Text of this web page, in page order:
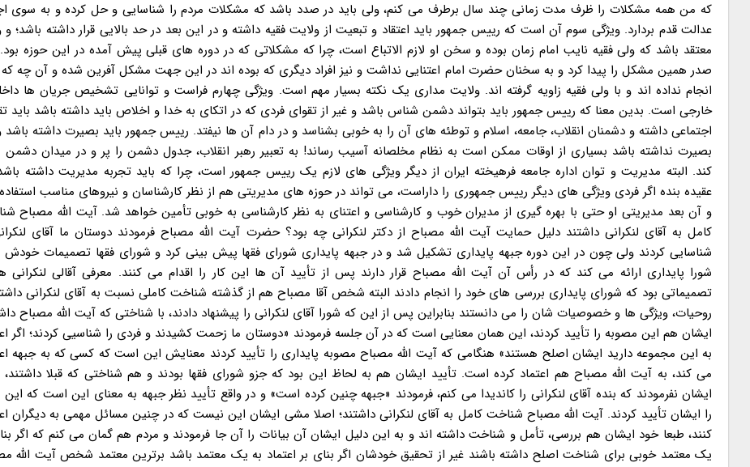
که من همه مشکلات را ظرف مدت زمانی چند سال برطرف می کنم، ولی باید در صدد باشد که مشکلات مردم را شناسایی و حل کرده و به سوی
عدالت قدم بردارد. ویژگی سوم آن است که رییس جمهور باید اعتقاد و تبعیت از ولایت فقیه داشته و در این بعد در حد بالایی قرار داشته باشد؛ و
معتقد باشد که ولی فقیه نایب امام زمان بوده و سخن او لازم الاتباع است، چرا که مشکلاتی که در دوره های قبلی پیش آمده در این حوزه
صدر همین مشکل را پیدا کرد و به سخنان حضرت امام اعتنایی نداشت و نیز افراد دیگری که بوده اند در این جهت مشکل آفرین شده و آن چه که
انجام نداده اند و با ولی فقیه زاویه گرفته اند. ولایت مداری یک نکته بسیار مهم است. ویژگی چهارم فراست و توانایی تشخیص جریان ها
خارجی است. بدین معنا که رییس جمهور باید بتواند دشمن شناس باشد و غیر از تقوای فردی که در اتکای به خدا و اخلاص باید داشته باشد باید
اجتماعی داشته و دشمنان انقلاب، جامعه، اسلام و توطئه های آن را به خوبی بشناسد و در دام آن ها نیفتد. رییس جمهور باید بصیرت داشته باشد
بصیرت نداشته باشد بسیاری از اوقات ممکن است به نظام مخلصانه آسیب رساند! به تعبیر رهبر انقلاب، جدول دشمن را پر و در میدان دشمن
کند. البته مدیریت و توان اداره جامعه فرهیخته ایران از دیگر ویژگی های لازم یک رییس جمهور است، چرا که باید تجربه مدیریت داشته
عقیده بنده اگر فردی ویژگی های دیگر رییس جمهوری را داراست، می تواند در حوزه های مدیریتی هم از نظر کارشناسان و نیروهای مناسب
و آن بعد مدیریتی او حتی با بهره گیری از مدیران خوب و کارشناسی و اعتنای به نظر کارشناسی به خوبی تأمین خواهد شد. آیت الله مصباح
کامل به آقای لنکرانی داشتند دلیل حمایت آیت الله مصباح از دکتر لنکرانی چه بود؟ حضرت آیت الله مصباح فرمودند دوستان ما آقای
شناسایی کردند ولی چون در این دوره جبهه پایداری تشکیل شد و در جبهه پایداری شورای فقها پیش بینی کرد و شورای فقها تصمیمات خودش
شورا پایداری ارائه می کند که در رأس آن آیت الله مصباح قرار دارند پس از تأیید آن ها این کار را اقدام می کنند. معرفی آقالی لنکرانی
تصمیماتی بود که شورای پایداری بررسی های خود را انجام دادند البته شخص آقا مصباح هم از گذشته شناخت کاملی نسبت به آقای لنکرانی
روحیات، ویژگی ها و خصوصیات شان را می دانستند بنابراین پس از این که شورا آقای لنکرانی را پیشنهاد دادند، با شناختی که آیت الله مصباح
ایشان هم این مصوبه را تأیید کردند، این همان معنایی است که در آن جلسه فرمودند «دوستان ما زحمت کشیدند و فردی را شناسیی کردند؛ اگر
به این مجموعه دارید ایشان اصلح هستند» هنگامی که آیت الله مصباح مصوبه پایداری را تأیید کردند معنایش این است که کسی که به جبهه
می کند، به آیت الله مصباح هم اعتماد کرده است. تأیید ایشان هم به لحاظ این بود که جزو شورای فقها بودند و هم شناختی که قبلا داشتند،
ایشان نفرمودند که بنده آقای لنکرانی را کاندیدا می کنم، فرمودند «جبهه چنین کرده است» و در واقع تأیید نظر جبهه به معنای این است که این
را ایشان تأیید کردند. آیت الله مصباح شناخت کامل به آقای لنکرانی داشتند؛ اصلا مشی ایشان این نیست که در چنین مسائل مهمی به دیگران
کنند، طبعا خود ایشان هم بررسی، تأمل و شناخت داشته اند و به این دلیل ایشان آن بیانات را آن جا فرمودند و مردم هم گمان می کنم که اگر
یک معتمد خوبی برای شناخت اصلح داشته باشند غیر از تحقیق خودشان اگر بنای بر اعتماد به یک معتمد باشد برترین معتمد شخص آیت الله